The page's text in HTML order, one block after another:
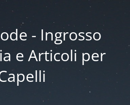
- Ingrosso
e Articoli per